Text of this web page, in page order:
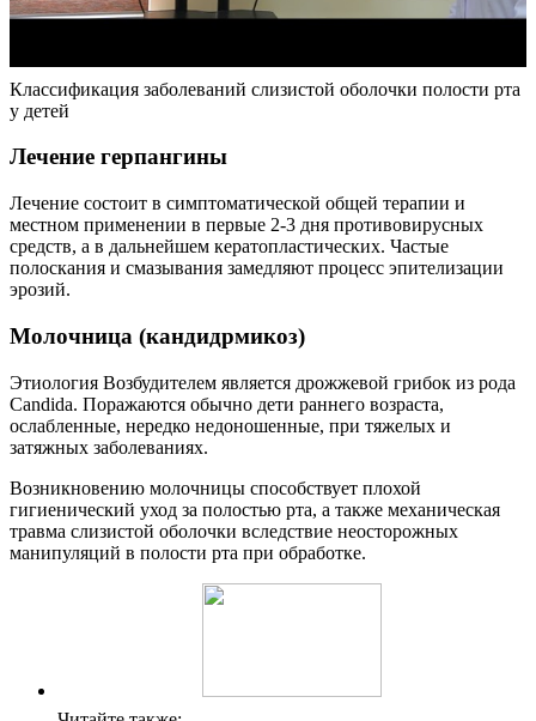
Классификация заболеваний слизистой оболочки полости рта
у детей
Лечение герпангины
Лечение состоит в симптоматической общей терапии и
местном применении в первые 2-3 дня противовирусных
средств, а в дальнейшем кератопластических. Частые
полоскания и смазывания замедляют процесс эпителизации
эрозий.
Молочница (кандидрмикоз)
Этиология Возбудителем является дрожжевой грибок из рода
Candida. Поражаются обычно дети раннего возраста,
ослабленные, нередко недоношенные, при тяжелых и
затяжных заболеваниях.
Возникновению молочницы способствует плохой
гигиенический уход за полостью рта, а также механическая
травма слизистой оболочки вследствие неосторожных
манипуляций в полости рта при обработке.